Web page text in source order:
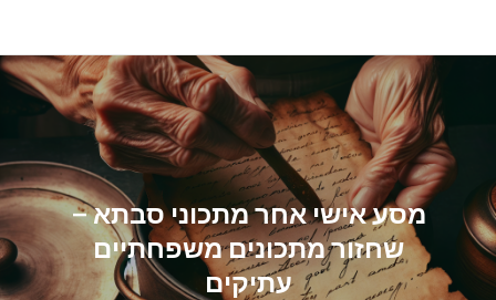
מסע אישי אחר מתכוני סבתא –
שחזור מתכונים משפחתיים
עתיקים